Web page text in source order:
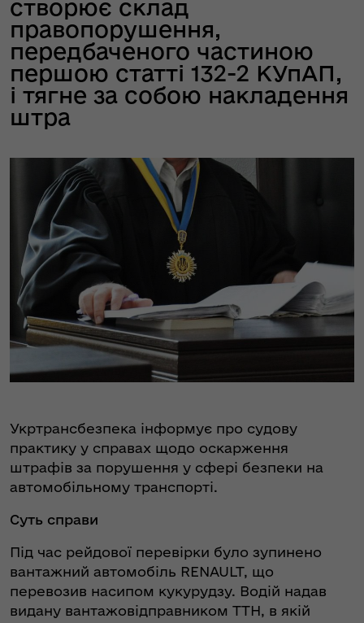
створює склад
правопорушення,
передбаченого частиною
першою статті 132-2 КУпАП,
і тягне за собою накладення
штра
Укртрансбезпека інформує про судову
практику у справах щодо оскарження
штрафів за порушення у сфері безпеки на
автомобільному транспорті.
Суть справи
Під час рейдової перевірки було зупинено
вантажний автомобіль RENAULT, що
перевозив насипом кукурудзу. Водій надав
видану вантажовідправником ТТН, в якій